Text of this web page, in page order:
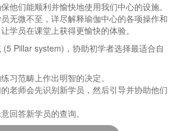
他们能顺利并愉快地使用我们中心的设施。
无微不至，详尽解释瑜伽中心的各项操作和
学员在课堂上获得更愉快的体验。
Pillar system)，协助初学者选择最适合自
习范畴上作出明智的决定。
老师会先识别新学员，然后引导并协助他们
回答新学员的查询。